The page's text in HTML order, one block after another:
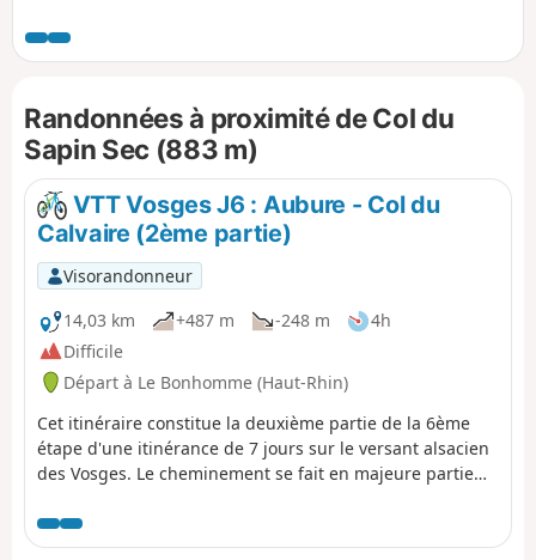
magnifiques, avant d'entamer la descente vers Saint-Dié-
des-Vosges, sa cathédrale et les rives de la Meurthe.
Randonnées à proximité de Col du
Sapin Sec (883 m)
VTT Vosges J6 : Aubure - Col du
Calvaire (2ème partie)
Visorandonneur
14,03 km
+487 m -248 m
4h
Difficile
Départ à Le Bonhomme (Haut-Rhin)
Cet itinéraire constitue la deuxième partie de la 6ème
étape d'une itinérance de 7 jours sur le versant alsacien
des Vosges. Le cheminement se fait en majeure partie
excellent, est constitué de plaquettes sur lesquelles
figurent un logo VTT Orange ou Rouge accompagné de